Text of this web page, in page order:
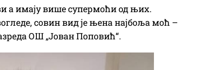
а имају више супермоћи од њих.
совин вид је њена најбоља моћ –
ОШ „Јован Поповић“.